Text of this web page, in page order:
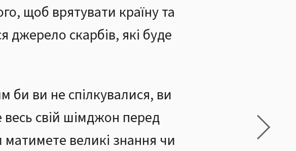
щоб врятувати країну та
джерело скарбів, які буде
би ви не спілкувалися, ви
свій шімджон перед
великі знання чи